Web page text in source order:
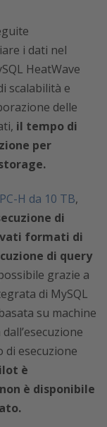
i dati nel
HeatWave
scalabilità e
delle
il tempo di
per
H da 10 TB,
di
formati di
di query
grazie a
di MySQL
su machine
di esecuzione
è
è disponibile